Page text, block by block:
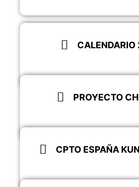
Saber más
Descargar
PROYECTO
Descargar
CPTO ESPAÑA
Saber más